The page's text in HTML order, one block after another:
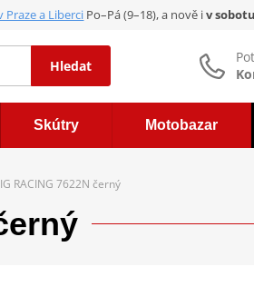
Praze a Liberci Po–Pá (9–18), a nově iv sobotu
Hledat
Skútry Motobazar
RACING 7622N černý